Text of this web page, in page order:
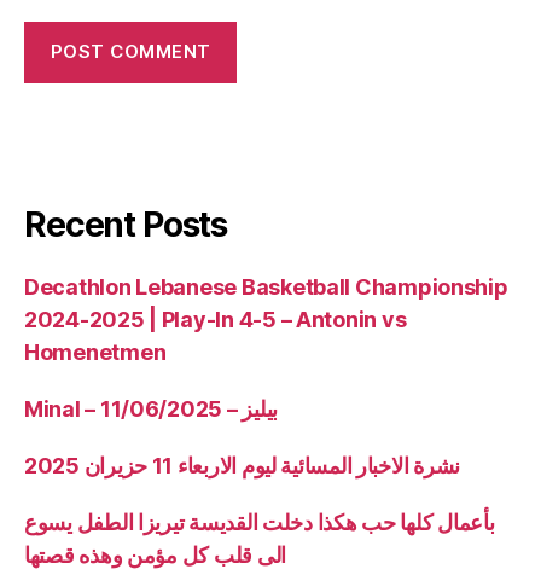
Recent Posts
Decathlon Lebanese Basketball Championship
2024-2025 | Play-In 4-5 – Antonin vs
Homenetmen
Minal – 11/06/2025 – بيليز
نشرة الاخبار المسائية ليوم الاربعاء 11 حزيران 2025
بأعمال كلها حب هكذا دخلت القديسة تيريزا الطفل يسوع
الى قلب كل مؤمن وهذه قصتها